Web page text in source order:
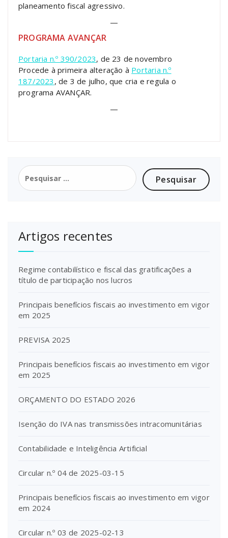
planeamento fiscal agressivo.
—
PROGRAMA AVANÇAR
Portaria n.º 390/2023, de 23 de novembro
Procede à primeira alteração à Portaria n.º
187/2023 , de 3 de julho, que cria e regula o
programa AVANÇAR.
—
Pesquisar
por:
Artigos recentes
Regime contabilístico e fiscal das gratificações a
título de participação nos lucros
Principais benefícios fiscais ao investimento em vigor
em 2025
PREVISA 2025
Principais benefícios fiscais ao investimento em vigor
em 2025
ORÇAMENTO DO ESTADO 2026
Isenção do IVA nas transmissões intracomunitárias
Contabilidade e Inteligência Artificial
Circular n.º 04 de 2025-03-15
Principais benefícios fiscais ao investimento em vigor
em 2024
Circular n.º 03 de 2025-02-13